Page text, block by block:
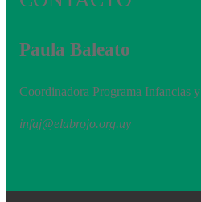
Paula Baleato
Coordinadora Programa Infancias
infaj@elabrojo.org.uy